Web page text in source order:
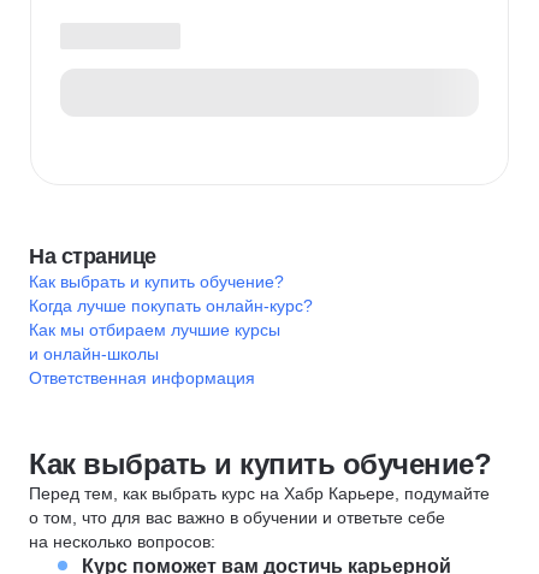
На странице
Как выбрать и купить обучение?
Когда лучше покупать онлайн-курс?
Как мы отбираем лучшие курсы
и онлайн-школы
Ответственная информация
Как выбрать и купить обучение?
Перед тем, как выбрать курс на Хабр Карьере, подумайте
о том, что для вас важно в обучении и ответьте себе
на несколько вопросов:
Курс поможет вам достичь карьерной